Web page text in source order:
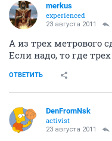
merkus
experienced
23 августа 2011
А из трех метрового
Если надо, то где
ОТВЕТИТЬ
DenFromNsk
activist
23 августа 2011